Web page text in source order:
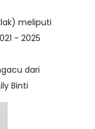
meliputi
- 2025
dari
Binti